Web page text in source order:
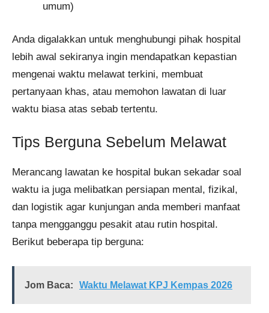
umum)
Anda digalakkan untuk menghubungi pihak hospital
lebih awal sekiranya ingin mendapatkan kepastian
mengenai waktu melawat terkini, membuat
pertanyaan khas, atau memohon lawatan di luar
waktu biasa atas sebab tertentu.
Tips Berguna Sebelum Melawat
Merancang lawatan ke hospital bukan sekadar soal
waktu ia juga melibatkan persiapan mental, fizikal,
dan logistik agar kunjungan anda memberi manfaat
tanpa mengganggu pesakit atau rutin hospital.
Berikut beberapa tip berguna:
Jom Baca: Waktu Melawat KPJ Kempas 2026